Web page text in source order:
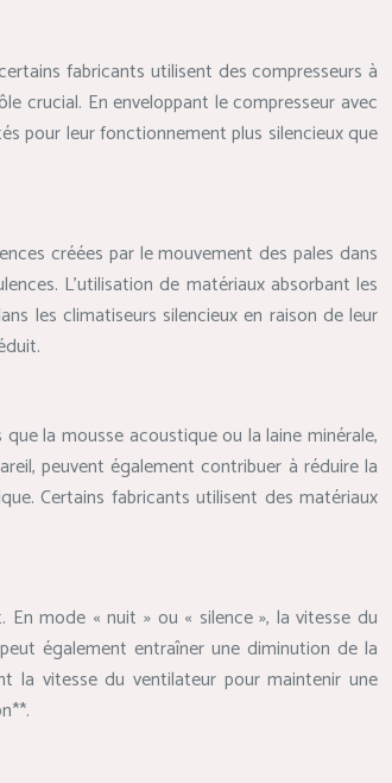
fabricants utilisent des compresseurs à
crucial. En enveloppant le compresseur avec
pour leur fonctionnement plus silencieux que
créées par le mouvement des pales dans
L’utilisation de matériaux absorbant les
les climatiseurs silencieux en raison de leur
la mousse acoustique ou la laine minérale,
peuvent également contribuer à réduire la
Certains fabricants utilisent des matériaux
mode « nuit » ou « silence », la vitesse du
également entraîner une diminution de la
la vitesse du ventilateur pour maintenir une